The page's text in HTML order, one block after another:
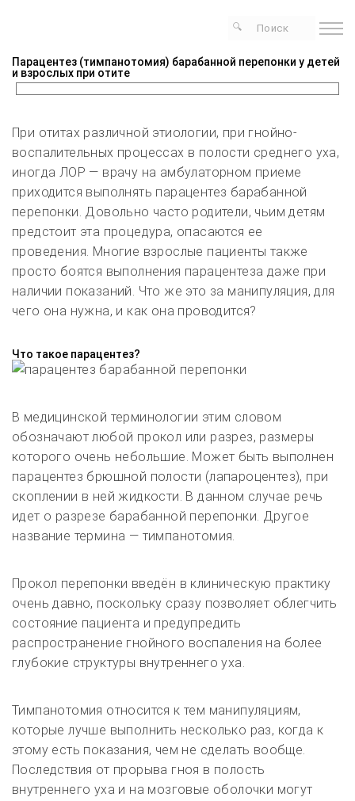
Парацентез (тимпанотомия) барабанной перепонки у детей
и взрослых при отите
При отитах различной этиологии, при гнойно-
воспалительных процессах в полости среднего уха,
иногда ЛОР — врачу на амбулаторном приеме
приходится выполнять парацентез барабанной
перепонки. Довольно часто родители, чьим детям
предстоит эта процедура, опасаются ее
проведения. Многие взрослые пациенты также
просто боятся выполнения парацентеза даже при
наличии показаний. Что же это за манипуляция, для
чего она нужна, и как она проводится?
Что такое парацентез?
В медицинской терминологии этим словом
обозначают любой прокол или разрез, размеры
которого очень небольшие. Может быть выполнен
парацентез брюшной полости (лапароцентез), при
скоплении в ней жидкости. В данном случае речь
идет о разрезе барабанной перепонки. Другое
название термина — тимпанотомия.
Прокол перепонки введён в клиническую практику
очень давно, поскольку сразу позволяет облегчить
состояние пациента и предупредить
распространение гнойного воспаления на более
глубокие структуры внутреннего уха.
Тимпанотомия относится к тем манипуляциям,
которые лучше выполнить несколько раз, когда к
этому есть показания, чем не сделать вообще.
Последствия от прорыва гноя в полость
внутреннего уха и на мозговые оболочки могут